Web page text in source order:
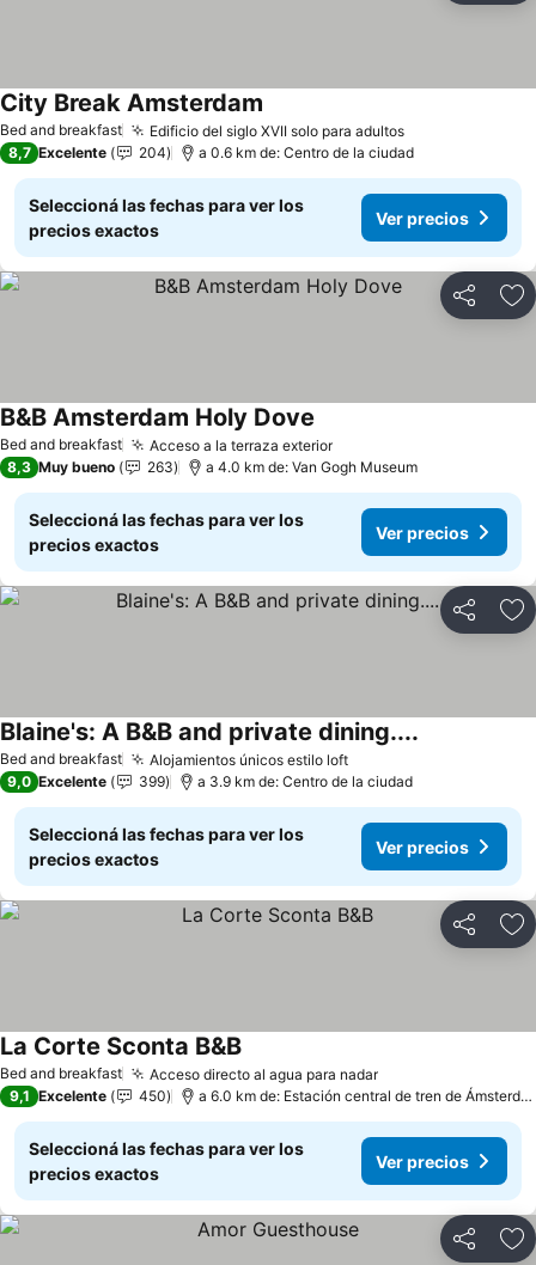
Bed and breakfast Edificio del siglo XVII solo para adultos
City Break Amsterdam
8,7 Excelente 204 a 0.6 km de: Centro de la ciudad
Seleccioná las fechas para ver los
precios exactos
Ver precios
Compartir
Bed and breakfast Acceso a la terraza exterior
B&B Amsterdam Holy Dove
8,3 Muy bueno 263 a 4.0 km de: Van Gogh Museum
Seleccioná las fechas para ver los
precios exactos
Ver precios
Compartir
Bed and breakfast Alojamientos únicos estilo loft
Blaine's: A B&B and private dining....
9,0 Excelente 399 a 3.9 km de: Centro de la ciudad
Seleccioná las fechas para ver los
precios exactos
Ver precios
Compartir
Bed and breakfast Acceso directo al agua para nadar
La Corte Sconta B&B
9,1 Excelente 450 a 6.0 km de: Estación central de tren de Ámsterdam
Seleccioná las fechas para ver los
precios exactos
Ver precios
Compartir